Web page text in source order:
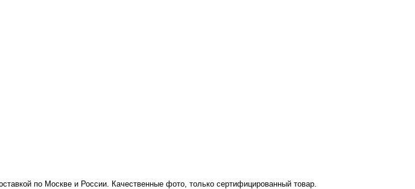
по Москве и России. Качественные фото, только сертифицированный товар.